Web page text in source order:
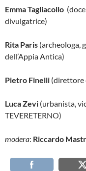
Emma Tagliacollo
divulgatrice)
Rita Paris (archeologa,
dell’Appia Antica)
Pietro Finelli (direttore
Luca Zevi (urbanista,
TEVERETERNO)
modera: Riccardo